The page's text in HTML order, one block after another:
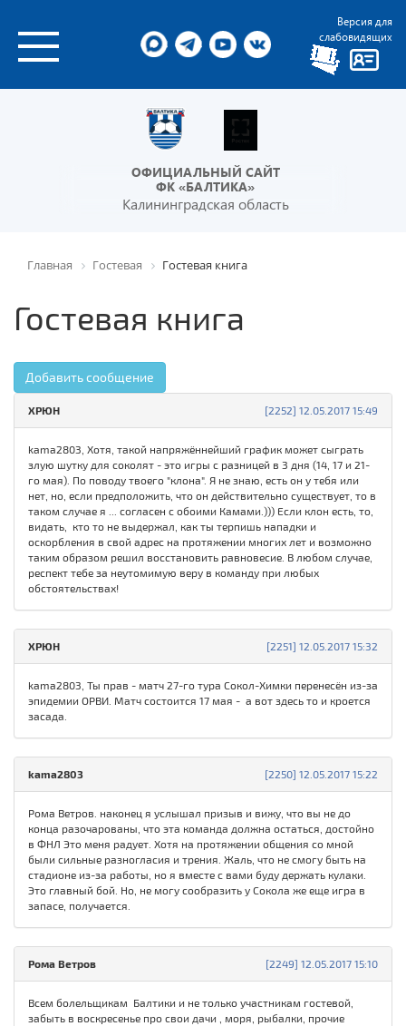
Версия для
слабовидящих
ОФИЦИАЛЬНЫЙ САЙТ
ФК «БАЛТИКА»
Калининградская область
Главная Гостевая Гостевая книга
Гостевая книга
Добавить сообщение
[2252] 12.05.2017 15:49
ХРЮН
kama2803, Хотя, такой напряжённейший график может сыграть
злую шутку для соколят - это игры с разницей в 3 дня (14, 17 и 21-
го мая). По поводу твоего "клона". Я не знаю, есть он у тебя или
нет, но, если предположить, что он действительно существует, то в
таком случае я ... согласен с обоими Камами.))) Если клон есть, то,
видать, кто то не выдержал, как ты терпишь нападки и
оскорбления в свой адрес на протяжении многих лет и возможно
таким образом решил восстановить равновесие. В любом случае,
респект тебе за неутомимую веру в команду при любых
обстоятельствах!
[2251] 12.05.2017 15:32
ХРЮН
kama2803, Ты прав - матч 27-го тура Сокол-Химки перенесён из-за
эпидемии ОРВИ. Матч состоится 17 мая - а вот здесь то и кроется
засада.
[2250] 12.05.2017 15:22
kama2803
Рома Ветров. наконец я услышал призыв и вижу, что вы не до
конца разочарованы, что эта команда должна остаться, достойно
в ФНЛ Это меня радует. Хотя на протяжении общения со мной
были сильные разногласия и трения. Жаль, что не смогу быть на
стадионе из-за работы, но я вместе с вами буду держать кулаки.
Это главный бой. Но, не могу сообразить у Сокола же еще игра в
запасе, получается.
[2249] 12.05.2017 15:10
Рома Ветров
Всем болельщикам Балтики и не только участникам гостевой,
забыть в воскресенье про свои дачи , моря, рыбалки, прочие